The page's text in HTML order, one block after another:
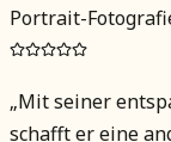
Portrait-
„Mit seiner
schafft er eine